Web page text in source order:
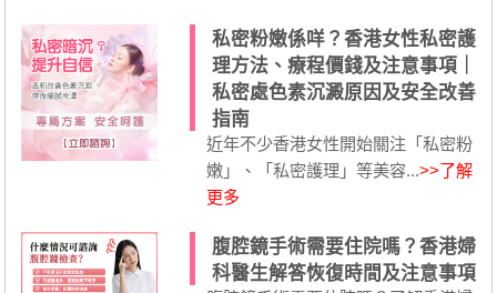
私密粉嫩係咩？香港女性私密護
理方法、療程價錢及注意事項｜
私密處色素沉澱原因及安全改善
指南
近年不少香港女性開始關注「私密粉
嫩」、「私密護理」等美容...>>了解
更多
腹腔鏡手術需要住院嗎？香港婦
科醫生解答恢復時間及注意事項